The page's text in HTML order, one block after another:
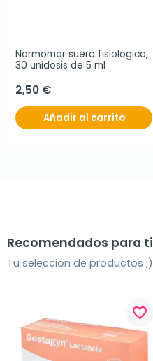
Normomar suero fisiologico,
30 unidosis de 5 ml
2,50 €
Añadir al carrito
Recomendados para ti
Tu selección de productos ;)
favorite_border